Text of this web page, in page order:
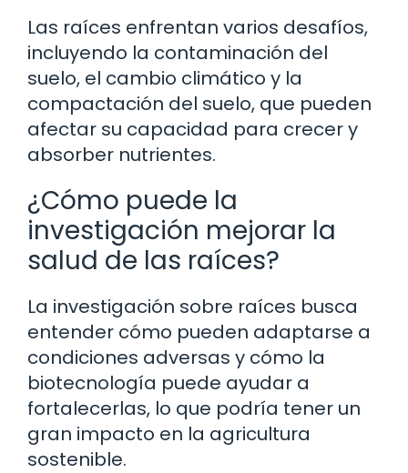
Las raíces enfrentan varios desafíos,
incluyendo la contaminación del
suelo, el cambio climático y la
compactación del suelo, que pueden
afectar su capacidad para crecer y
absorber nutrientes.
¿Cómo puede la
investigación mejorar la
salud de las raíces?
La investigación sobre raíces busca
entender cómo pueden adaptarse a
condiciones adversas y cómo la
biotecnología puede ayudar a
fortalecerlas, lo que podría tener un
gran impacto en la agricultura
sostenible.